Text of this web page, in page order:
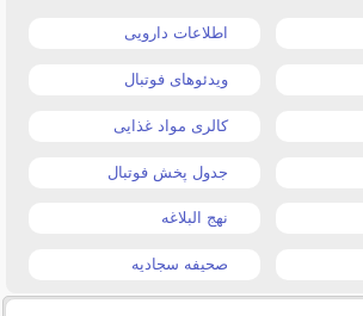
اطلاعات دارویی
ویدئوهای فوتبال
کالری مواد غذایی
جدول پخش فوتبال
نهج البلاغه
صحیفه سجادیه